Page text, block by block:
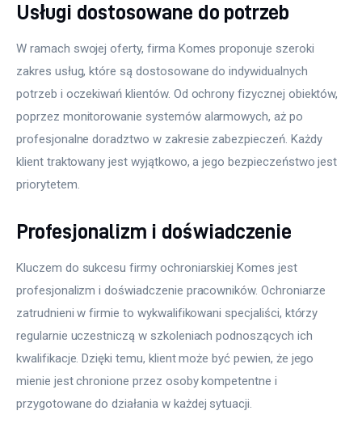
Usługi dostosowane do potrzeb
W ramach swojej oferty, firma Komes proponuje szeroki
zakres usług, które są dostosowane do indywidualnych
potrzeb i oczekiwań klientów. Od ochrony fizycznej obiektów,
poprzez monitorowanie systemów alarmowych, aż po
profesjonalne doradztwo w zakresie zabezpieczeń. Każdy
klient traktowany jest wyjątkowo, a jego bezpieczeństwo jest
priorytetem.
Profesjonalizm i doświadczenie
Kluczem do sukcesu firmy ochroniarskiej Komes jest
profesjonalizm i doświadczenie pracowników. Ochroniarze
zatrudnieni w firmie to wykwalifikowani specjaliści, którzy
regularnie uczestniczą w szkoleniach podnoszących ich
kwalifikacje. Dzięki temu, klient może być pewien, że jego
mienie jest chronione przez osoby kompetentne i
przygotowane do działania w każdej sytuacji.